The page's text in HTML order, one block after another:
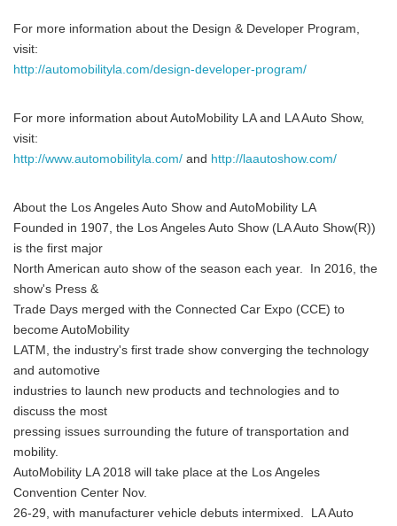
For more information about the Design & Developer Program,
visit:
http://automobilityla.com/design-developer-program/
For more information about AutoMobility LA and LA Auto Show,
visit:
http://www.automobilityla.com/ and http://laautoshow.com/
About the Los Angeles Auto Show and AutoMobility LA
Founded in 1907, the Los Angeles Auto Show (LA Auto Show(R))
is the first major
North American auto show of the season each year. In 2016, the
show's Press &
Trade Days merged with the Connected Car Expo (CCE) to
become AutoMobility
LATM, the industry's first trade show converging the technology
and automotive
industries to launch new products and technologies and to
discuss the most
pressing issues surrounding the future of transportation and
mobility.
AutoMobility LA 2018 will take place at the Los Angeles
Convention Center Nov.
26-29, with manufacturer vehicle debuts intermixed. LA Auto